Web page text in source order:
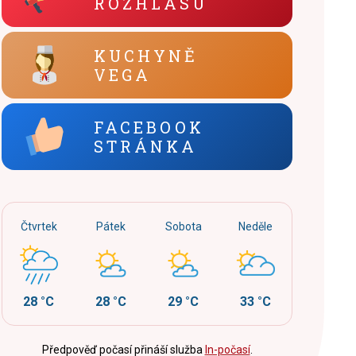
KUCHYNĚ
VEGA
FACEBOOK
STRÁNKA
Čtvrtek
28 °C
Pátek
28 °C
Sobota
29 °C
Neděle
33 °C
Předpověď počasí přináší služba In-počasí.